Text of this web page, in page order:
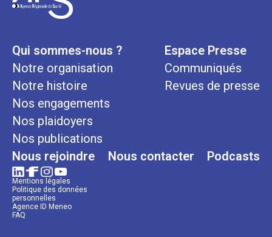
Qui sommes-nous ?
Notre organisation
Notre histoire
Nos engagements
Nos plaidoyers
Nos publications
Espace Presse
Communiqués
Revues de presse
Nous rejoindre Nous contacter Podcasts
Mentions légales
Politique des données
personnelles
Agence ID Meneo
FAQ